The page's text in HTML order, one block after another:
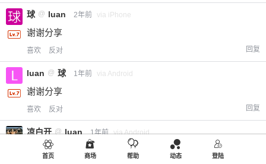
球 @ luan 2年前 via iPhone
谢谢分享
喜欢 反对 回复
luan @ 球 1年前 via Android
谢谢分享
喜欢 反对 回复
凉白开 @ luan 1年前 via Android
首页 商场 帮助 动态 登陆